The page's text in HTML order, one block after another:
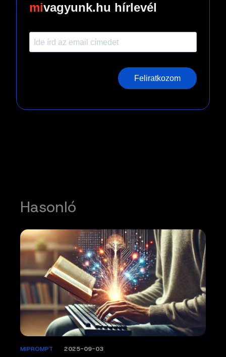
vagyunk.hu hírlevél
Feliratkozom
Hasonló
MIPROMPT 2025-09-03